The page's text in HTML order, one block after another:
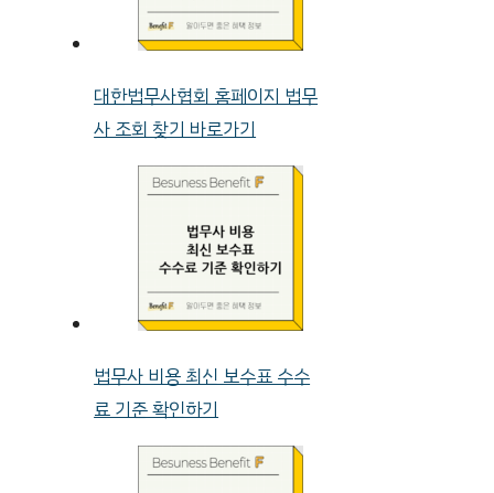
대한법무사협회 홈페이지 법무
사 조회 찾기 바로가기
법무사 비용 최신 보수표 수수
료 기준 확인하기